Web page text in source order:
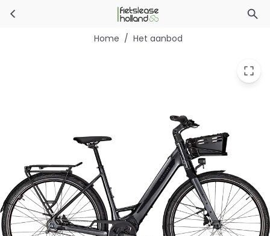
Ga naar hoofdinhoud
Kalkhoff Image L Advance
Home / Het aanbod